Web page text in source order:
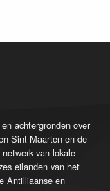
achtergronden over
Sint Maarten en de
van lokale
eilanden van het
Antilliaanse en